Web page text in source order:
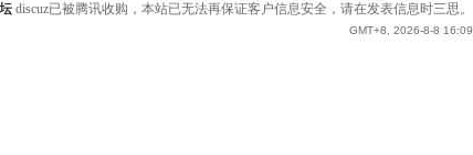
discuz已被腾讯收购，本站已无法再保证客户信息安全，请在发表信息时三思。
GMT+8, 2026-8-8 16:09